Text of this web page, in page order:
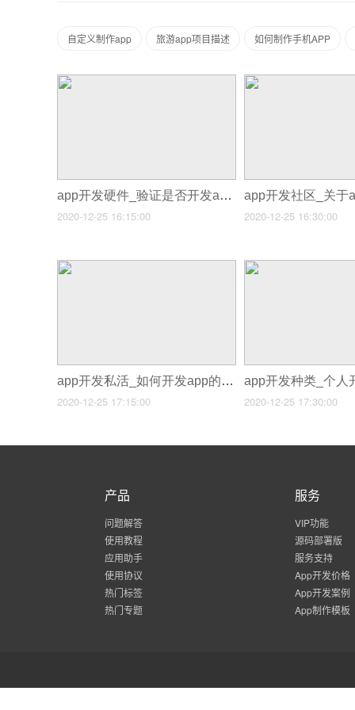
自定义制作app 旅游app项目描述 如何制作手机APP
app开发硬件_验证是否开发app
2020-12-25 16:15:00 2020-12-25 16:30:00
app开发私活_如何开发app的软件
2020-12-25 17:15:00 2020-12-25 17:30:00
产品
问题解答
使用教程
应用助手
使用协议
热门标签
热门专题
服务
VIP功能
源码部署版
服务支持
App开发价格
App开发案例
App制作模板